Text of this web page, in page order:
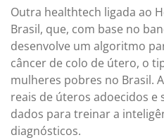
Outra healthtech ligada ao
Brasil, que, com base no
desenvolve um algoritmo
câncer de colo de útero, o
mulheres pobres no Brasil.
reais de úteros adoecidos e
dados para treinar a
diagnósticos.